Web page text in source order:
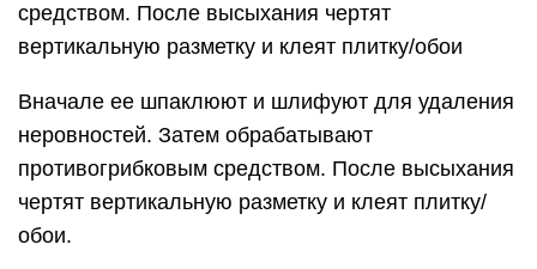
средством. После высыхания чертят
вертикальную разметку и клеят плитку/обои
Вначале ее шпаклюют и шлифуют для удаления
неровностей. Затем обрабатывают
противогрибковым средством. После высыхания
чертят вертикальную разметку и клеят плитку/
обои.